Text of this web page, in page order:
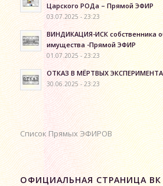
Царского РОДа – Прямой ЭФИР
03.07.2025 - 23:23
ВИНДИКАЦИЯ-ИСК собственника
имущества -Прямой ЭФИР
01.07.2025 - 23:23
ОТКАЗ В МЁРТВЫХ
30.06.2025 - 23:23
Список Прямых ЭФИРОВ
ОФИЦИАЛЬНАЯ СТРАНИЦА ВК